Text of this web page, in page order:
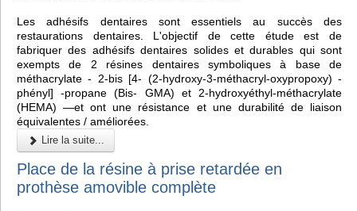
Les adhésifs dentaires sont essentiels au succès des
restaurations dentaires. L'objectif de cette étude est de
fabriquer des adhésifs dentaires solides et durables qui sont
exempts de 2 résines dentaires symboliques à base de
méthacrylate - 2-bis [4- (2-hydroxy-3-méthacryl-oxypropoxy) -
phényl] -propane (Bis- GMA) et 2-hydroxyéthyl-méthacrylate
(HEMA) —et ont une résistance et une durabilité de liaison
équivalentes / améliorées.
Lire la suite...
Place de la résine à prise retardée en
prothèse amovible complète